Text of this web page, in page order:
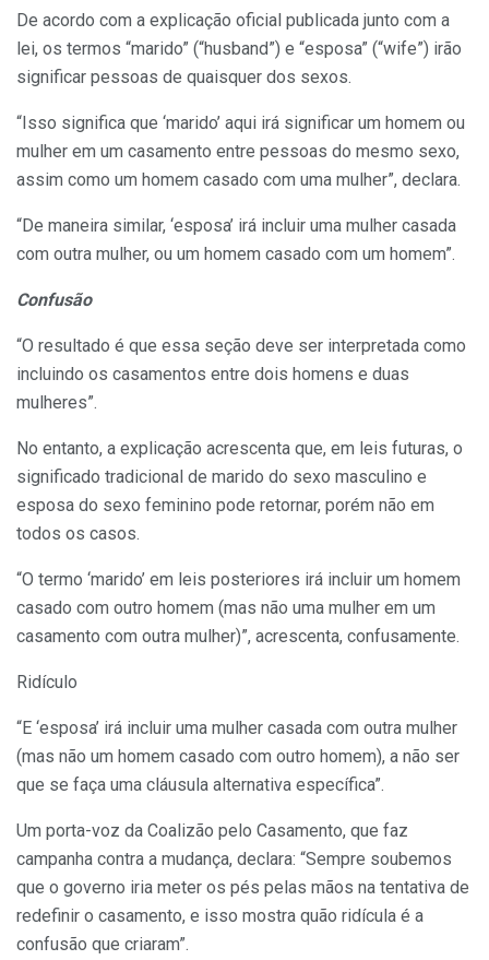
De acordo com a explicação oficial publicada junto com a
lei, os termos “marido” (“husband”) e “esposa” (“wife”) irão
significar pessoas de quaisquer dos sexos.
“Isso significa que ‘marido’ aqui irá significar um homem ou
mulher em um casamento entre pessoas do mesmo sexo,
assim como um homem casado com uma mulher”, declara.
“De maneira similar, ‘esposa’ irá incluir uma mulher casada
com outra mulher, ou um homem casado com um homem”.
Confusão
“O resultado é que essa seção deve ser interpretada como
incluindo os casamentos entre dois homens e duas
mulheres”.
No entanto, a explicação acrescenta que, em leis futuras, o
significado tradicional de marido do sexo masculino e
esposa do sexo feminino pode retornar, porém não em
todos os casos.
“O termo ‘marido’ em leis posteriores irá incluir um homem
casado com outro homem (mas não uma mulher em um
casamento com outra mulher)”, acrescenta, confusamente.
Ridículo
“E ‘esposa’ irá incluir uma mulher casada com outra mulher
(mas não um homem casado com outro homem), a não ser
que se faça uma cláusula alternativa específica”.
Um porta-voz da Coalizão pelo Casamento, que faz
campanha contra a mudança, declara: “Sempre soubemos
que o governo iria meter os pés pelas mãos na tentativa de
redefinir o casamento, e isso mostra quão ridícula é a
confusão que criaram”.